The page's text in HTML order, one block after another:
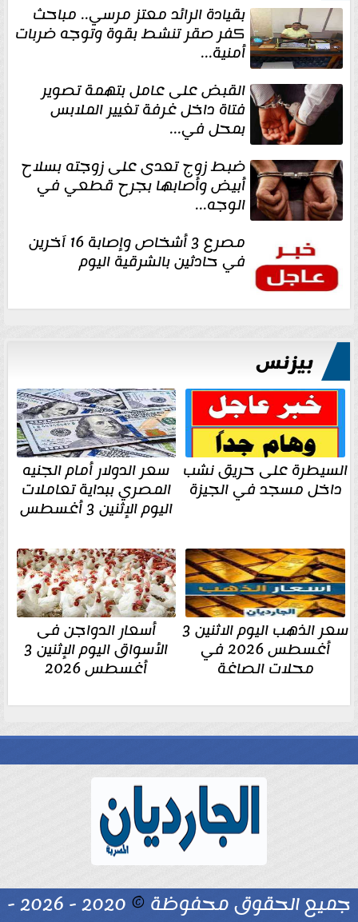
بقيادة الرائد معتز مرسي.. مباحث
كفر صقر تنشط بقوة وتوجه ضربات
أمنية...
القبض على عامل بتهمة تصوير
فتاة داخل غرفة تغيير الملابس
بمحل في...
ضبط زوج تعدى على زوجته بسلاح
أبيض وأصابها بجرح قطعي في
الوجه...
مصرع 3 أشخاص وإصابة 16 آخرين
في حادثين بالشرقية اليوم
بيزنس
السيطرة على حريق نشب
داخل مسجد في الجيزة
سعر الدولار أمام الجنيه
المصري ببداية تعاملات
اليوم الإثنين 3 أغسطس
سعر الذهب اليوم الاثنين 3
أغسطس 2026 في
محلات الصاغة
أسعار الدواجن فى
الأسواق اليوم الإثنين 3
أغسطس 2026
جميع الحقوق محفوظة ©
2020 - 2026 -